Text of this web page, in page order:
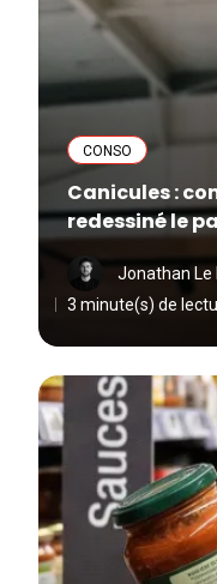
CONSO
Canicules :
redessiné le
Jonathan Le
3 minute(s) de